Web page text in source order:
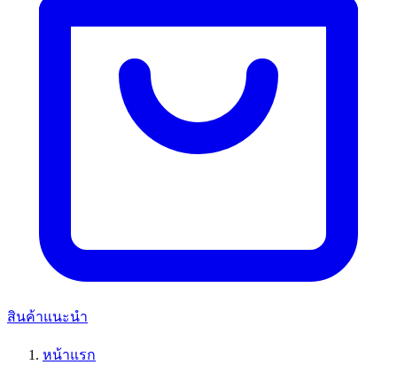
สินค้าแนะนำ
หน้าแรก